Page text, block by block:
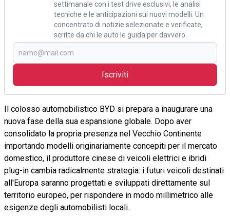
settimanale con i test drive esclusivi, le analisi
tecniche e le anticipazioni sui nuovi modelli. Un
concentrato di notizie selezionate e verificate,
scritte da chi le auto le guida per davvero.
Iscriviti
Il colosso automobilistico BYD si prepara a inaugurare una
nuova fase della sua espansione globale. Dopo aver
consolidato la propria presenza nel Vecchio Continente
importando modelli originariamente concepiti per il mercato
domestico, il produttore cinese di veicoli elettrici e ibridi
plug-in cambia radicalmente strategia: i futuri veicoli destinati
all'Europa saranno progettati e sviluppati direttamente sul
territorio europeo, per rispondere in modo millimetrico alle
esigenze degli automobilisti locali.